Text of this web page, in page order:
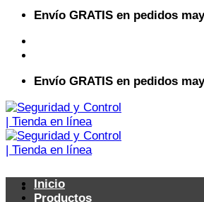
Envío GRATIS en pedidos
Envío GRATIS en pedidos
Inicio
Productos